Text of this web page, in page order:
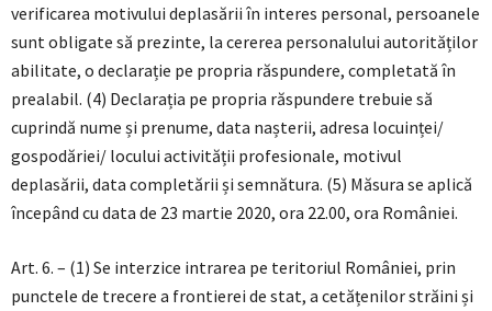
verificarea motivului deplasării în interes personal, persoanele
sunt obligate să prezinte, la cererea personalului autorităților
abilitate, o declarație pe propria răspundere, completată în
prealabil. (4) Declarația pe propria răspundere trebuie să
cuprindă nume și prenume, data nașterii, adresa locuinței/
gospodăriei/ locului activității profesionale, motivul
deplasării, data completării și semnătura. (5) Măsura se aplică
începând cu data de 23 martie 2020, ora 22.00, ora României.
Art. 6. – (1) Se interzice intrarea pe teritoriul României, prin
punctele de trecere a frontierei de stat, a cetățenilor străini și